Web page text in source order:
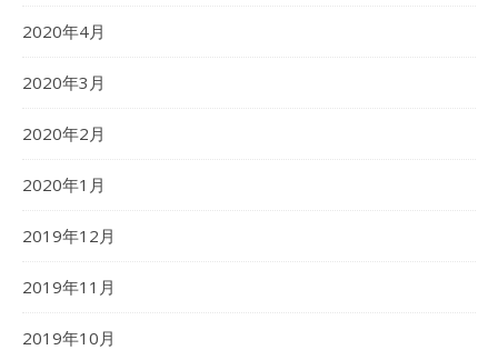
2020年4月
2020年3月
2020年2月
2020年1月
2019年12月
2019年11月
2019年10月